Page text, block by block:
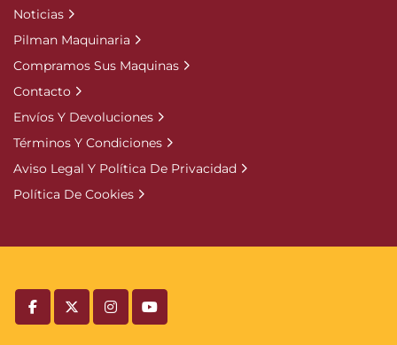
facebooktwitterinstagramyoutube
Noticias
Pilman Maquinaria
Compramos Sus Maquinas
Contacto
Envíos Y Devoluciones
Términos Y Condiciones
Aviso Legal Y Política De Privacidad
Política De Cookies